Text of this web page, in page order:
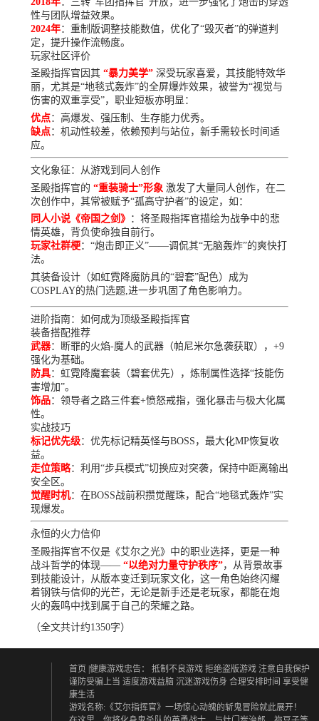
性与团队增益效果。
2024年：重制版调整技能数值，优化了“毁灭者”的弹道判
定，提升操作流畅度。
玩家社区评价
圣殿指挥官因其 “暴力美学”深受玩家喜爱，其技能特效华
丽，尤其是“地毯式轰炸”的全屏爆炸效果，被誉为“视觉与
伤害的双重享受”，职业短板亦明显：
优点：高爆发、强压制、生存能力优秀。
缺点：机动性较差，依赖预判与站位，新手需较长时间适
应。
文化象征：从游戏到同人创作
圣殿指挥官的 “重装骑士”形象 激发了大量同人创作，在二
次创作中，其常被赋予“孤高守护者”的设定，如：
同人小说《帝国之剑》 ：将圣殿指挥官描绘为战争中的悲
情英雄，背负使命独自前行。
玩家社群梗：“炮击即正义”——调侃其“无脑轰炸”的爽快打
法。
其装备设计（如虹霓降魔防具的“碧套”配色）成为
COSPLAY的热门选题,进一步巩固了角色影响力。
进阶指南：如何成为顶级圣殿指挥官
装备搭配推荐
武器：断罪的火焰-魔人的武器（帕尼米尔急袭获取），+9
强化为基础。
防具：虹霓降魔套装（碧套优先），炼制属性选择“技能伤
害增加”。
饰品：领导者之路三件套+愤怒戒指，强化暴击与极大化属
性。
实战技巧
标记优先级：优先标记精英怪与BOSS，最大化MP恢复收
益。
走位策略：利用“步兵模式”切换应对突袭，保持中距离输出
安全区。
觉醒时机：在BOSS战前积攒觉醒珠，配合“地毯式轰炸”实
现爆发。
永恒的火力信仰
圣殿指挥官不仅是《艾尔之光》中的职业选择，更是一种
战斗哲学的体现—— “以绝对力量守护秩序”，从背景故事
到技能设计，从版本变迁到玩家文化，这一角色始终闪耀
着钢铁与信仰的光芒，无论是新手还是老玩家，都能在炮
火的轰鸣中找到属于自己的荣耀之路。
（全文共计约1350字）
首页 |健康游戏忠告： 抵制不良游戏 拒绝盗版游戏 注意自我保护
谨防受骗上当 适度游戏益脑 沉迷游戏伤身 合理安排时间 享受健
康生活
游戏名称:《艾尔指挥官》一场惊心动魄的斩鬼冒险就此展开！